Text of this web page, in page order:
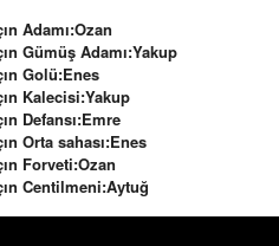
Adamı:Ozan
Gümüş Adamı:Yakup
Golü:Enes
Kalecisi:Yakup
Defansı:Emre
Orta sahası:Enes
Forveti:Ozan
Centilmeni:Aytuğ